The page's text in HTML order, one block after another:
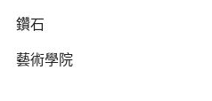
鑽石
藝術學院